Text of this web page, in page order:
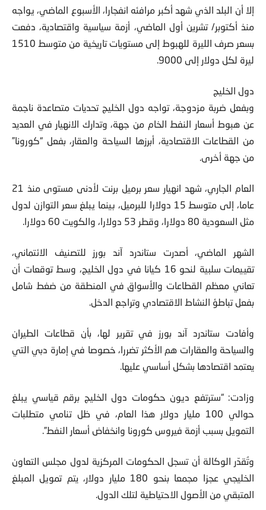
إلا أن البلد الذي شهد أكبر مرافئه انفجارا، الأسبوع الماضي، يواجه
منذ أكتوبر/ تشرين أول الماضي، أزمة سياسية واقتصادية، دفعت
بسعر صرف الليرة للهبوط إلى مستويات تاريخية من متوسط 1510
ليرة لكل دولار إلى 9000.
دول الخليج
وبفعل ضربة مزدوجة، تواجه دول الخليج تحديات متصاعدة ناجمة
عن هبوط أسعار النفط الخام من جهة، وتدارك الانهيار في العديد
من القطاعات الاقتصادية، أبرزها السياحة والعقار، بفعل “كورونا”
من جهة أخرى.
العام الجاري، شهد انهيار سعر برميل برنت لأدنى مستوى منذ 21
عاما، إلى متوسط 15 دولارا للبرميل، بينما يبلغ سعر التوازن لدول
مثل السعودية 80 دولارا، وقطر 53 دولارا، والكويت 60 دولارا.
الشهر الماضي، أصدرت ستاندرد آند بورز للتصنيف الائتماني،
تقييمات سلبية لنحو 16 كيانا في دول الخليج، وسط توقعات أن
تعاني معظم القطاعات والأسواق في المنطقة من ضغط شامل
بفعل تباطؤ النشاط الاقتصادي وتراجع الدخل.
وأفادت ستاندرد آند بورز في تقرير لها، بأن قطاعات الطيران
والسياحة والعقارات هم الأكثر تضررا، خصوصا في إمارة دبي التي
يعتمد اقتصادها بشكل أساسي عليها.
وزادت: “سترتفع ديون حكومات دول الخليج برقم قياسي يبلغ
حوالي 100 مليار دولار هذا العام، في ظل تنامي متطلبات
التمويل بسبب أزمة فيروس كورونا وانخفاض أسعار النفط”.
وتُقدّر الوكالة أن تسجل الحكومات المركزية لدول مجلس التعاون
الخليجي عجزا مجمعا بنحو 180 مليار دولار، يتم تمويل المبلغ
المتبقي من الأصول الاحتياطية لتلك الدول.